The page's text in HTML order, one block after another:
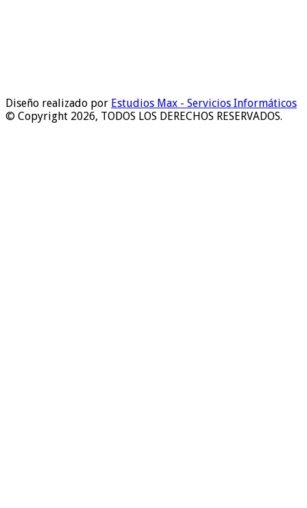
Diseño realizado por Estudios Max - Servicios Informáticos
© Copyright 2026, TODOS LOS DERECHOS RESERVADOS.